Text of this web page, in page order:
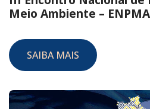
Meio Ambiente – ENPMA
SAIBA MAIS